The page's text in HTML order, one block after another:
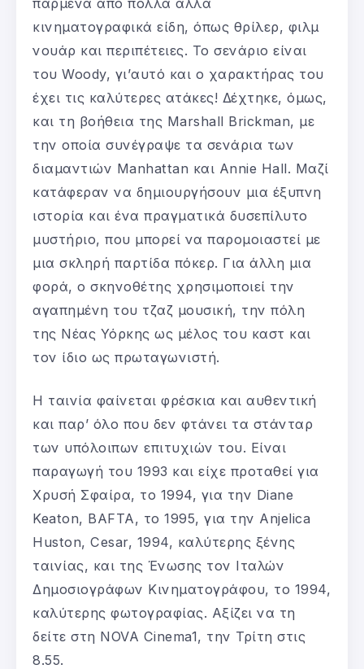
κινηματογραφικά είδη, όπως θρίλερ, φιλμ
νουάρ και περιπέτειες. Το σενάριο είναι
του Woody, γι’αυτό και ο χαρακτήρας του
έχει τις καλύτερες ατάκες! Δέχτηκε, όμως,
και τη βοήθεια της Marshall Brickman, με
την οποία συνέγραψε τα σενάρια των
διαμαντιών Manhattan και Annie Hall. Μαζί
κατάφεραν να δημιουργήσουν μια έξυπνη
ιστορία και ένα πραγματικά δυσεπίλυτο
μυστήριο, που μπορεί να παρομοιαστεί με
μια σκληρή παρτίδα πόκερ. Για άλλη μια
φορά, ο σκηνοθέτης χρησιμοποιεί την
αγαπημένη του τζαζ μουσική, την πόλη
της Νέας Υόρκης ως μέλος του καστ και
τον ίδιο ως πρωταγωνιστή.
Η ταινία φαίνεται φρέσκια και αυθεντική
και παρ’ όλο που δεν φτάνει τα στάνταρ
των υπόλοιπων επιτυχιών του. Είναι
παραγωγή του 1993 και είχε προταθεί για
Χρυσή Σφαίρα, το 1994, για την Diane
Keaton, BAFTA, το 1995, για την Anjelica
Huston, Cesar, 1994, καλύτερης ξένης
ταινίας, και της Ένωσης τον Ιταλών
Δημοσιογράφων Κινηματογράφου, το 1994,
καλύτερης φωτογραφίας. Αξίζει να τη
δείτε στη NOVA Cinema1, την Τρίτη στις
8.55.